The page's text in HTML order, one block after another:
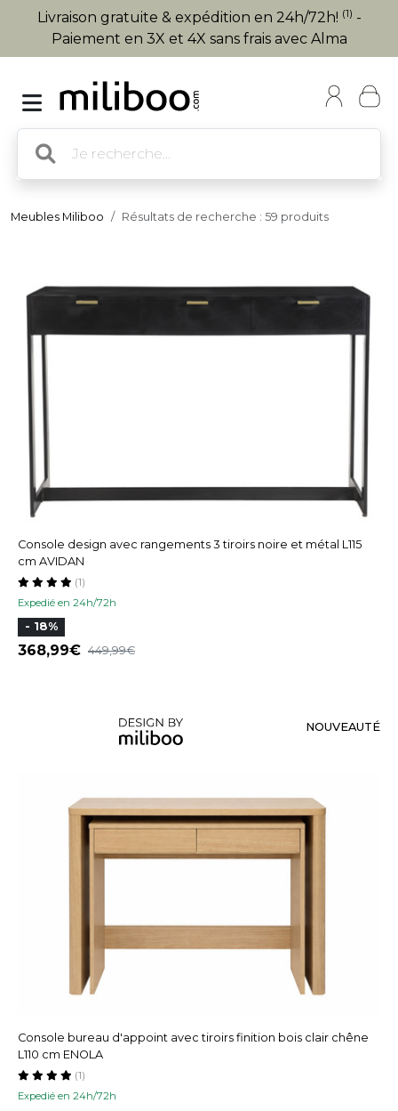
Livraison gratuite & expédition en 24h/72h! (1) -
Paiement en 3X et 4X sans frais avec Alma
Meubles Miliboo Résultats de recherche : 59 produits
Console design avec rangements 3 tiroirs noire et métal L115
cm AVIDAN
Expedié en 24h/72h
(1)
- 18%
368,99 449,99
NOUVEAUTÉ
Console bureau d'appoint avec tiroirs finition bois clair chêne
L110 cm ENOLA
Expedié en 24h/72h
(1)